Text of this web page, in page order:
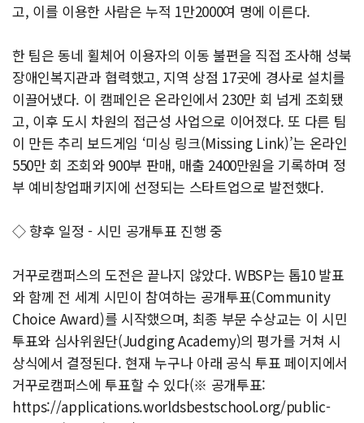
고, 이를 이용한 사람은 누적 1만2000여 명에 이른다.
한 팀은 동네 휠체어 이용자의 이동 불편을 직접 조사해 성북
장애인복지관과 협력했고, 지역 상점 17곳에 경사로 설치를
이끌어냈다. 이 캠페인은 온라인에서 230만 회 넘게 조회됐
고, 이후 도시 차원의 접근성 사업으로 이어졌다. 또 다른 팀
이 만든 추리 보드게임 ‘미싱 링크(Missing Link)’는 온라인
550만 회 조회와 900부 판매, 매출 2400만원을 기록하며 정
부 예비창업패키지에 선정되는 스타트업으로 발전했다.
◇ 향후 일정 - 시민 공개투표 진행 중
거꾸로캠퍼스의 도전은 끝나지 않았다. WBSP는 톱10 발표
와 함께 전 세계 시민이 참여하는 공개투표(Community
Choice Award)를 시작했으며, 최종 부문 수상교는 이 시민
투표와 심사위원단(Judging Academy)의 평가를 거쳐 시
상식에서 결정된다. 현재 누구나 아래 공식 투표 페이지에서
거꾸로캠퍼스에 투표할 수 있다(※ 공개투표:
https://applications.worldsbestschool.org/public-